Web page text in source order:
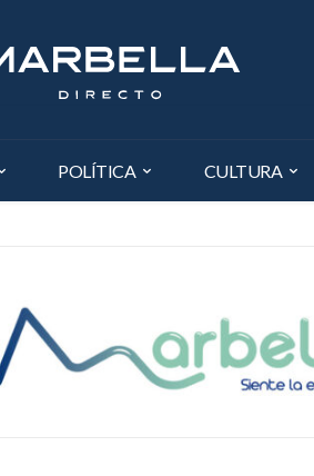
POLÍTICA CULTURA